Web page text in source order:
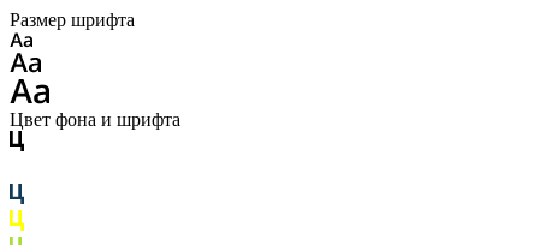
Размер шрифта
Цвет фона и шрифта